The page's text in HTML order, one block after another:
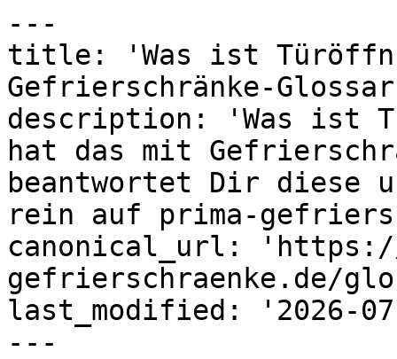
---
title: 'Was ist
Gefrierschränke-
description: 'Was ist
hat das mit
beantwortet Dir diese
rein auf prima-
canonical_url: 'https://
gefrierschraenke.de/
last_modified: '2026-
---